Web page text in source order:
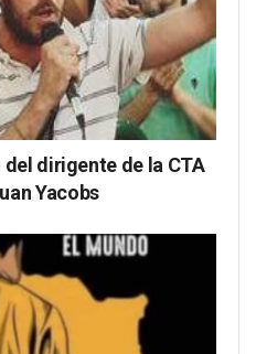
dirigente de la CTA
Yacobs